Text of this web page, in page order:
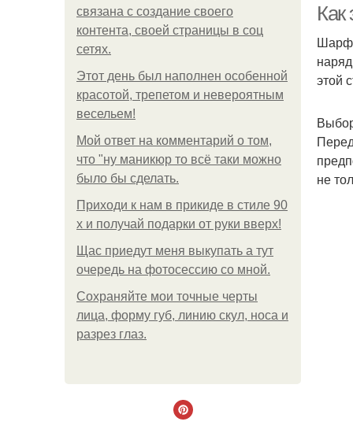
связана с создание своего
контента, своей страницы в соц
сетях.
Этот день был наполнен особенной
красотой, трепетом и невероятным
весельем!
Мой ответ на комментарий о том,
что "ну маникюр то всё таки можно
было бы сделать.
Приходи к нам в прикиде в стиле 90
х и получай подарки от руки вверх!
Щас приедут меня выкупать а тут
очередь на фотосессию со мной.
Сохраняйте мои точные черты
лица, форму губ, линию скул, носа и
разрез глаз.
Как
Шарф
этой
не